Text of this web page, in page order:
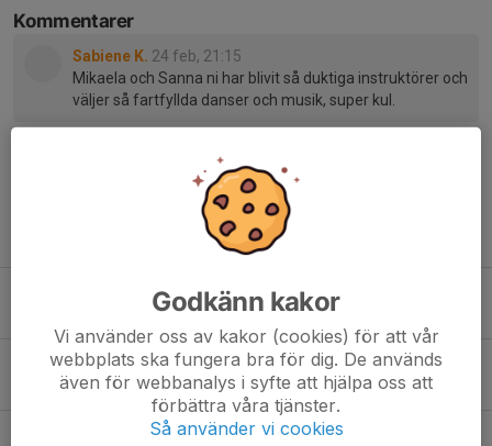
Kommentarer
Sabiene K. 24 feb, 21:15
Mikaela och Sanna ni har blivit så duktiga instruktörer och
väljer så fartfyllda danser och musik, super kul.
Tack för fina ord Sabiene! Ni är ett härligt gäng!
Kvällens danser 31/3
2 apr, 09:33 1
Kvällens danser 24 /3
24 mar, 19:21 1
Träning 17/3
Godkänn kakor
Vi använder oss av kakor (cookies) för att vår
webbplats ska fungera bra för dig. De används
även för webbanalys i syfte att hjälpa oss att
förbättra våra tjänster.
Så använder vi cookies